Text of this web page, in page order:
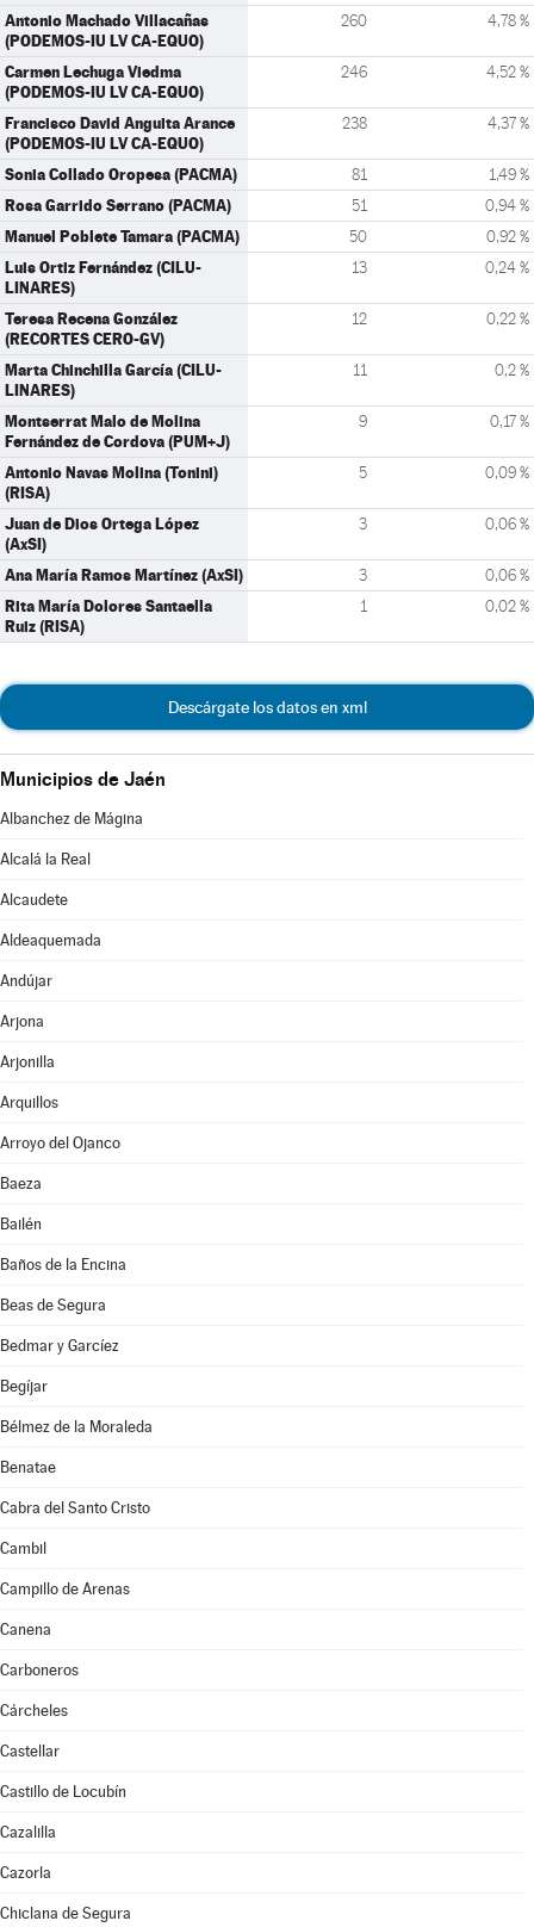
Antonio Machado Villacañas
(PODEMOS-IU LV CA-EQUO)
260 4,78 %
Carmen Lechuga Viedma
(PODEMOS-IU LV CA-EQUO)
246 4,52 %
Francisco David Anguita Arance
(PODEMOS-IU LV CA-EQUO)
238 4,37 %
Sonia Collado Oropesa (PACMA) 81 1,49 %
Rosa Garrido Serrano (PACMA) 51 0,94 %
Manuel Poblete Tamara (PACMA) 50 0,92 %
Luis Ortiz Fernández (CILU-
LINARES)
13 0,24 %
Teresa Recena González
(RECORTES CERO-GV)
12 0,22 %
Marta Chinchilla García (CILU-
LINARES)
11 0,2 %
Montserrat Malo de Molina
Fernández de Cordova (PUM+J)
9 0,17 %
Antonio Navas Molina (Tonini)
(RISA)
5 0,09 %
Juan de Dios Ortega López
(AxSI)
3 0,06 %
Ana María Ramos Martínez (AxSI) 3 0,06 %
Rita María Dolores Santaella
Ruiz (RISA)
1 0,02 %
Descárgate los datos en xml
Municipios de Jaén
Albanchez de Mágina
Alcalá la Real
Alcaudete
Aldeaquemada
Andújar
Arjona
Arjonilla
Arquillos
Arroyo del Ojanco
Baeza
Bailén
Baños de la Encina
Beas de Segura
Bedmar y Garcíez
Begíjar
Bélmez de la Moraleda
Benatae
Cabra del Santo Cristo
Cambil
Campillo de Arenas
Canena
Carboneros
Cárcheles
Castellar
Castillo de Locubín
Cazalilla
Cazorla
Chiclana de Segura